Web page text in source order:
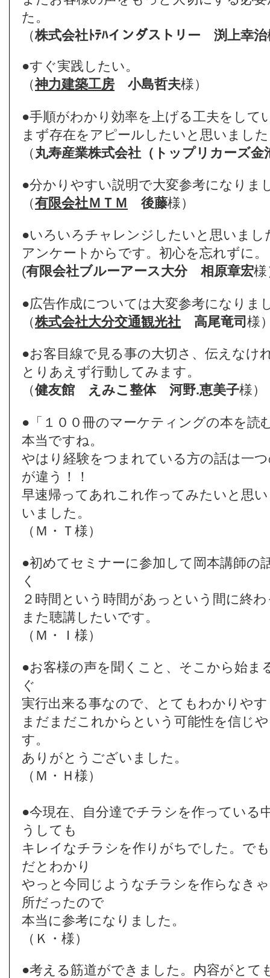
た。
（株式会社ﾄﾃﾊインダストリー 渕上幸治
●すぐ実践したい。
（神力建築工房 小島哲夫様）
●手順がわかり効率を上げる工夫をして
まず存在をアピールしたいと思いまし
（丸寿産業株式会社（トップリカーズ金
●分かりやすい説明で大変参考になりま
（有限会社ＭＴＭ 後藤様）
●いろいろチャレンジしたいと思いまし
アンケートからです。初心を忘れずに。
(有限会社ブルーアース大分 相原章宏様
●広告作成については大変参考になりま
（株式会社大分交通観光社 高尾竜司 様
●お客目線で見る事の大切さ、伝えなけ
とりあえず行動してみます。
（健友館 えみこ整体 河野.恵美子様）
●「１００冊のマーケティングの本を読
本当ですね。
やはり経験をつまれている方の話は一
が違う！！
早速帰ってあれこれ作ってみたいと思
いました。
（Ｍ・Ｔ様）
●初めてセミナーに参加して岡本講師の
く
２時間という時間があっという間に終
また聴講したいです。
（Ｍ・Ｉ様）
●お客様の声を聞くこと、そこから始ま
ぐ
実行出来る事なので、とてもわかりや
まだまだこれからという可能性を信じ
す。
ありがとうございました。
（Ｍ・Ｈ様）
●今現在、自分達でチラシを作っている
うしても
キレイなチラシを作りがちでした。で
だとわかり
やっと今同じようなチラシを作らなき
所だったので
本当に参考になりました。
（Ｋ・様）
●考える筋道ができました。内容がとて